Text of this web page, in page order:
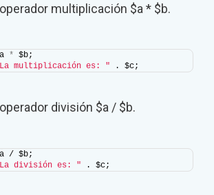
multiplicación $a * $b.
* $b;
multiplicación es: " . $c;
división $a / $b.
/ $b;
división es: " . $c;